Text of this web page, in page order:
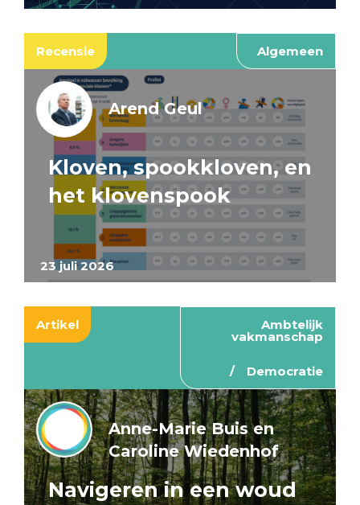
Recensie Algemeen
23 juli 2026
Arend Geul
Kloven, spookkloven, en
het klovenspook
Artikel Ambtelijk
vakmanschap
Democratie
Anne-Marie Buis en
Caroline Wiedenhof
Navigeren in een woud